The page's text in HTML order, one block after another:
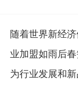
随着世界新经
业加盟如雨后
为行业发展和